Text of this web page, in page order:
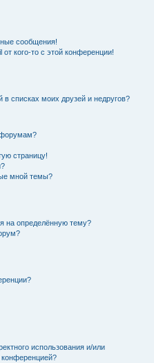
сообщения!
кого-то с этой конференции!
в списках моих друзей и недругов?
форумам?
страницу!
мной темы?
на определённую тему?
использования и/или